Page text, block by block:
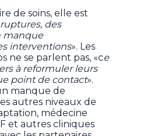
de soins, elle est
des
manque
interventions». Les
ne se parlent pas, «ce
à reformuler leurs
point de contact».
manque de
autres niveaux de
médecine
et autres cliniques